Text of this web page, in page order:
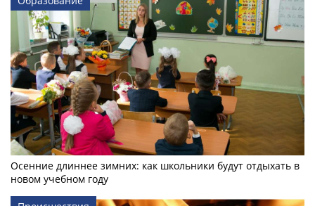
Осенние длиннее зимних: как школьники будут отдыхать в
новом учебном году